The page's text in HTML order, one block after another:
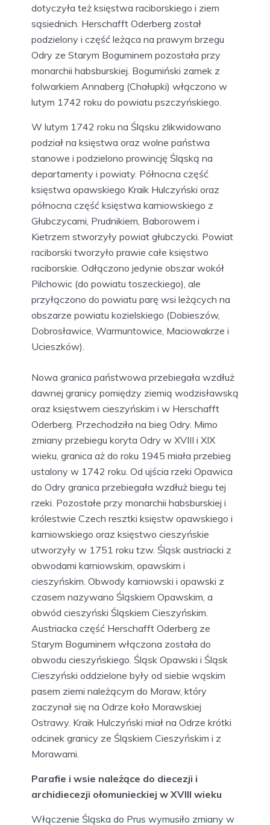
dotyczyła też księstwa raciborskiego i ziem
sąsiednich. Herschafft Oderberg został
podzielony i część leżąca na prawym brzegu
Odry ze Starym Boguminem pozostała przy
monarchii habsburskiej. Bogumiński zamek z
folwarkiem Annaberg (Chałupki) włączono w
lutym 1742 roku do powiatu pszczyńskiego.
W lutym 1742 roku na Śląsku zlikwidowano
podział na księstwa oraz wolne państwa
stanowe i podzielono prowincję Śląską na
departamenty i powiaty. Północna część
księstwa opawskiego Kraik Hulczyński oraz
północna część księstwa karniowskiego z
Głubczycami, Prudnikiem, Baborowem i
Kietrzem stworzyły powiat głubczycki. Powiat
raciborski tworzyło prawie całe księstwo
raciborskie. Odłączono jedynie obszar wokół
Pilchowic (do powiatu toszeckiego), ale
przyłączono do powiatu parę wsi leżących na
obszarze powiatu kozielskiego (Dobieszów,
Dobrosławice, Warmuntowice, Maciowakrze i
Ucieszków).
Nowa granica państwowa przebiegała wzdłuż
dawnej granicy pomiędzy ziemią wodzisławską
oraz księstwem cieszyńskim i w Herschafft
Oderberg. Przechodziła na bieg Odry. Mimo
zmiany przebiegu koryta Odry w XVIII i XIX
wieku, granica aż do roku 1945 miała przebieg
ustalony w 1742 roku. Od ujścia rzeki Opawica
do Odry granica przebiegała wzdłuż biegu tej
rzeki. Pozostałe przy monarchii habsburskiej i
królestwie Czech resztki księstw opawskiego i
karniowskiego oraz księstwo cieszyńskie
utworzyły w 1751 roku tzw. Śląsk austriacki z
obwodami karniowskim, opawskim i
cieszyńskim. Obwody karniowski i opawski z
czasem nazywano Śląskiem Opawskim, a
obwód cieszyński Śląskiem Cieszyńskim.
Austriacka część Herschafft Oderberg ze
Starym Boguminem włączona została do
obwodu cieszyńskiego. Śląsk Opawski i Śląsk
Cieszyński oddzielone były od siebie wąskim
pasem ziemi należącym do Moraw, który
zaczynał się na Odrze koło Morawskiej
Ostrawy. Kraik Hulczyński miał na Odrze krótki
odcinek granicy ze Śląskiem Cieszyńskim i z
Morawami.
Parafie i wsie należące do diecezji i
archidiecezji ołomunieckiej w XVIII wieku
Włączenie Śląska do Prus wymusiło zmiany w